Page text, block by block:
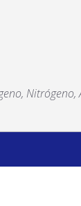
Nitrógeno,